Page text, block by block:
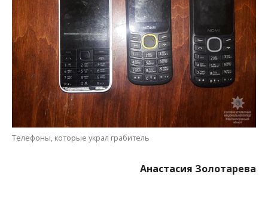
Телефоны, которые украл грабитель
Анастасия Золотарева